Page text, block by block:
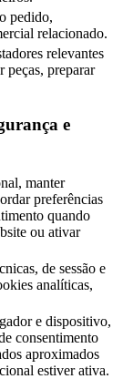
pedido,
relacionado.
relevantes
peças, preparar
e
manter
preferências
quando
ou ativar
de sessão e
analíticas,
e dispositivo,
consentimento
aproximados
estiver ativa.